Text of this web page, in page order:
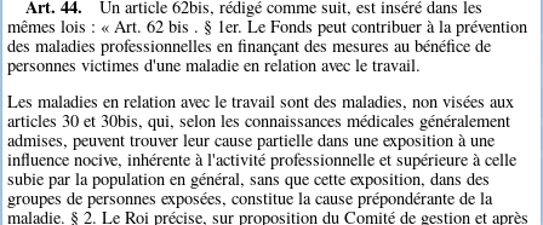
Art. 44.
Un article 62bis, rédigé comme suit, est inséré dans les
mêmes lois : « Art. 62 bis . § 1er. Le Fonds peut contribuer à la prévention
des maladies professionnelles en finançant des mesures au bénéfice de
personnes victimes d'une maladie en relation avec le travail.
Les maladies en relation avec le travail sont des maladies, non visées aux
articles 30 et 30bis, qui, selon les connaissances médicales généralement
admises, peuvent trouver leur cause partielle dans une exposition à une
influence nocive, inhérente à l'activité professionnelle et supérieure à celle
subie par la population en général, sans que cette exposition, dans des
groupes de personnes exposées, constitue la cause prépondérante de la
maladie. § 2. Le Roi précise, sur proposition du Comité de gestion et après